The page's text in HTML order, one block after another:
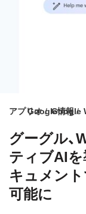
アプリオGoogle情報
Google
グーグル
ティブAI
キュメン
可能に